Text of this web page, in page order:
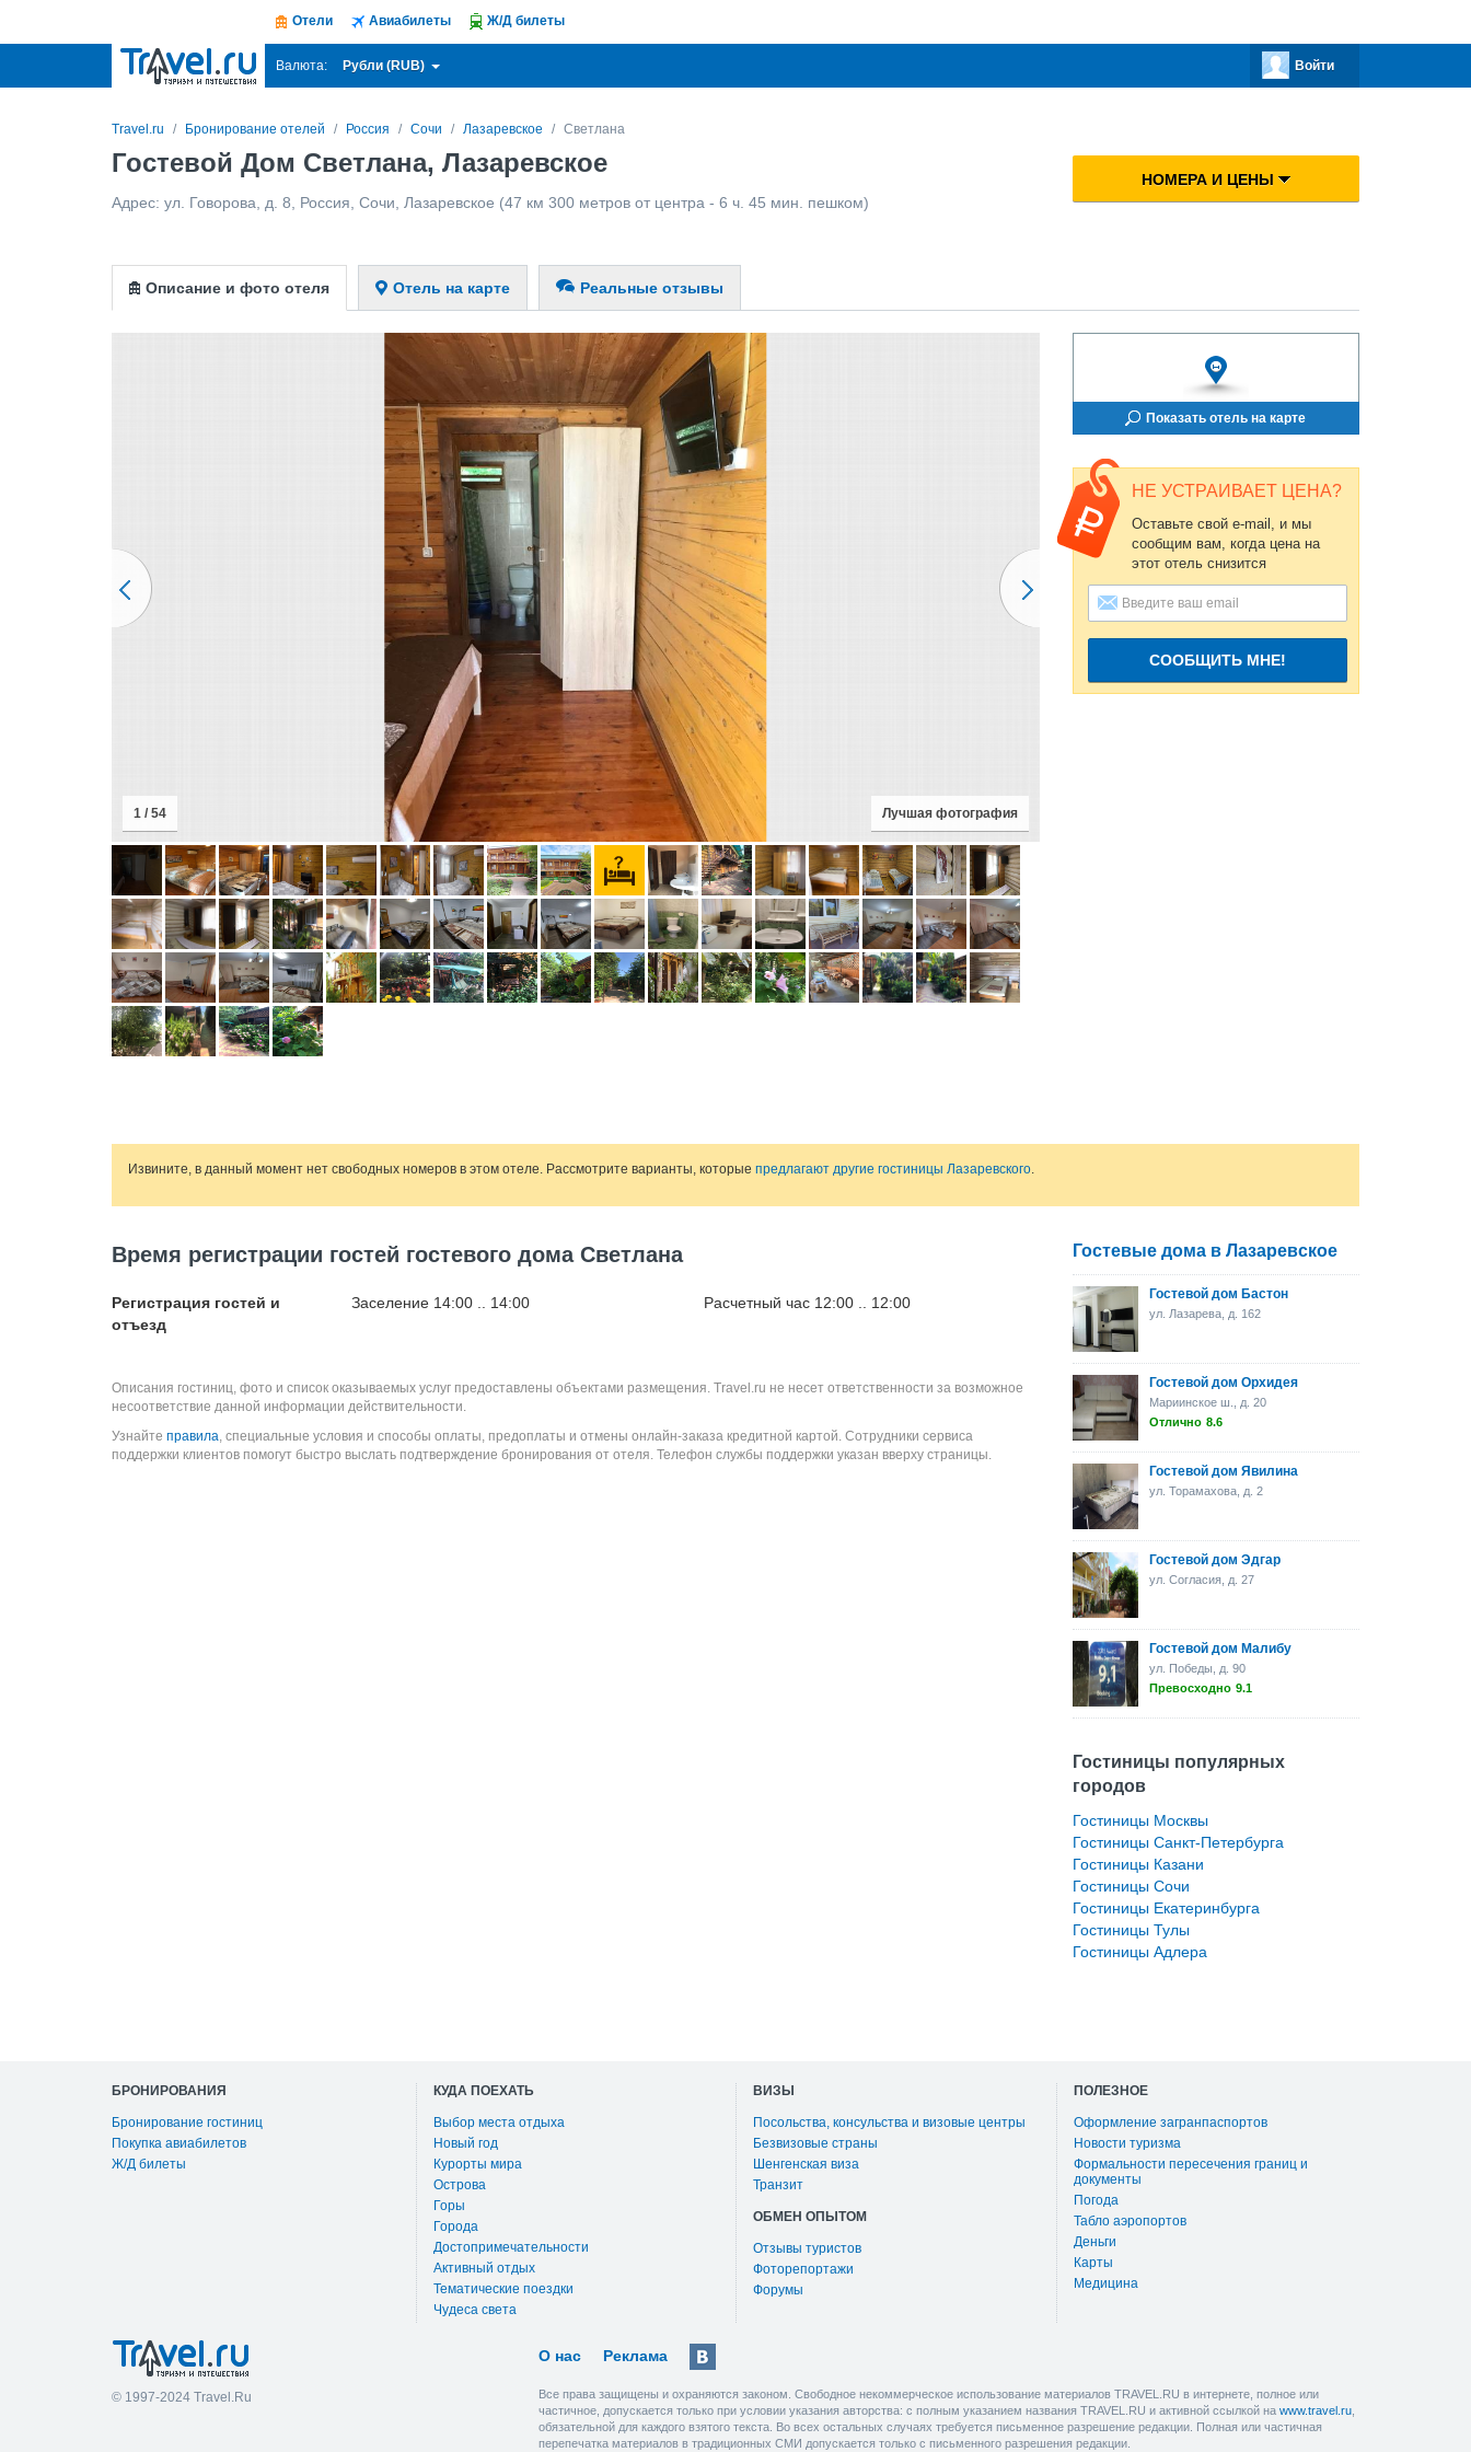
Отели Авиабилеты Ж/Д билеты
Валюта: Рубли (RUB) Войти
Travel.ru Бронирование отелей Россия Сочи Лазаревское Светлана
Гостевой Дом Светлана, Лазаревское
Адрес: ул. Говорова, д. 8 Россия Сочи Лазаревское (47 км 300 метров от центра - 6 ч. 45 мин. пешком)
НОМЕРА И ЦЕНЫ
Описание и фото отеля Отель на карте Реальные отзывы
1 / 54 Лучшая фотография
Показать отель на карте
НЕ УСТРАИВАЕТ ЦЕНА?
Оставьте свой e-mail, и мы
сообщим вам, когда цена на
этот отель снизится
СООБЩИТЬ МНЕ!
Извините, в данный момент нет свободных номеров в этом отеле. Рассмотрите варианты, которые предлагают другие гостиницы Лазаревского.
Время регистрации гостей гостевого дома Светлана
Регистрация гостей и
отъезд
Заселение 14:00 .. 14:00 Расчетный час 12:00 .. 12:00
Описания гостиниц, фото и список оказываемых услуг предоставлены объектами размещения. Travel.ru не несет ответственности за возможное
несоответствие данной информации действительности.
Узнайте правила, специальные условия и способы оплаты, предоплаты и отмены онлайн-заказа кредитной картой. Сотрудники сервиса
поддержки клиентов помогут быстро выслать подтверждение бронирования от отеля. Телефон службы поддержки указан вверху страницы.
Гостевые дома в Лазаревское
Гостевой дом Бастон
ул. Лазарева, д. 162
Гостевой дом Орхидея
Мариинское ш., д. 20
Отлично 8.6
Гостевой дом Явилина
ул. Торамахова, д. 2
Гостевой дом Эдгар
ул. Согласия, д. 27
Гостевой дом Малибу
ул. Победы, д. 90
Превосходно 9.1
Гостиницы популярных
городов
Гостиницы Москвы
Гостиницы Санкт-Петербурга
Гостиницы Казани
Гостиницы Сочи
Гостиницы Екатеринбурга
Гостиницы Тулы
Гостиницы Адлера
БРОНИРОВАНИЯ
Бронирование гостиниц
Покупка авиабилетов
Ж/Д билеты
КУДА ПОЕХАТЬ
Выбор места отдыха
Новый год
Курорты мира
Острова
Горы
Города
Достопримечательности
Активный отдых
Тематические поездки
Чудеса света
ВИЗЫ
Посольства, консульства и визовые центры
Безвизовые страны
Шенгенская виза
Транзит
ОБМЕН ОПЫТОМ
Отзывы туристов
Фоторепортажи
Форумы
ПОЛЕЗНОЕ
Оформление загранпаспортов
Новости туризма
Формальности пересечения границ и
документы
Погода
Табло аэропортов
Деньги
Карты
Медицина
© 1997-2024 Travel.Ru
О нас Реклама
Все права защищены и охраняются законом. Свободное некоммерческое использование материалов TRAVEL.RU в интернете, полное или
частичное, допускается только при условии указания авторства: с полным указанием названия TRAVEL.RU и активной ссылкой на www.travel.ru
обязательной для каждого взятого текста. Во всех остальных случаях требуется письменное разрешение редакции. Полная или частичная
перепечатка материалов в традиционных СМИ допускается только с письменного разрешения редакции.